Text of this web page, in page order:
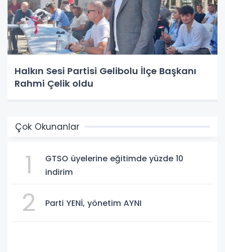
Halkın Sesi Partisi Gelibolu İlçe Başkanı
Rahmi Çelik oldu
Çok Okunanlar
1
GTSO üyelerine eğitimde yüzde 10
indirim
2 Parti YENİ, yönetim AYNI